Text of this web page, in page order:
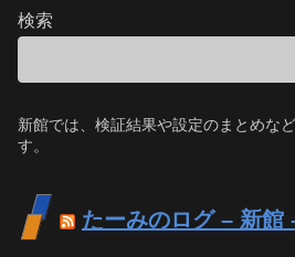
検索
新館では、検証結果や設定のまとめな
す。
たーみのログ – 新館